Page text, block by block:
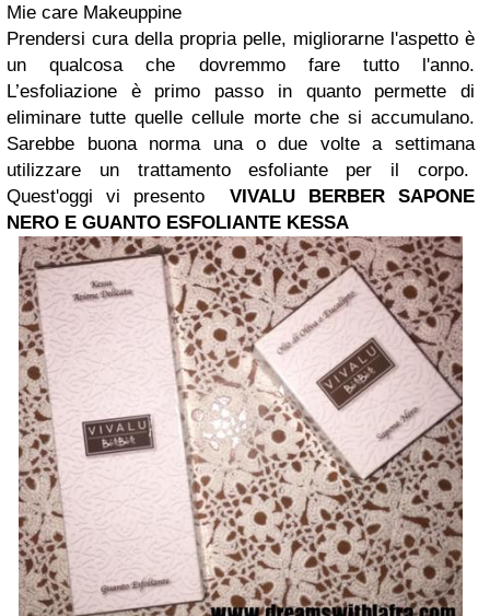
Mie care Makeuppine
Prendersi cura della propria pelle, migliorarne l'aspetto è
un qualcosa che dovremmo fare tutto l'anno.
L’esfoliazione è primo passo in quanto permette di
eliminare tutte quelle cellule morte che si accumulano.
Sarebbe buona norma una o due volte a settimana
utilizzare un trattamento esfoliante per il corpo.
Quest'oggi vi presentoVIVALU BERBER SAPONE
NERO E GUANTO ESFOLIANTE KESSA